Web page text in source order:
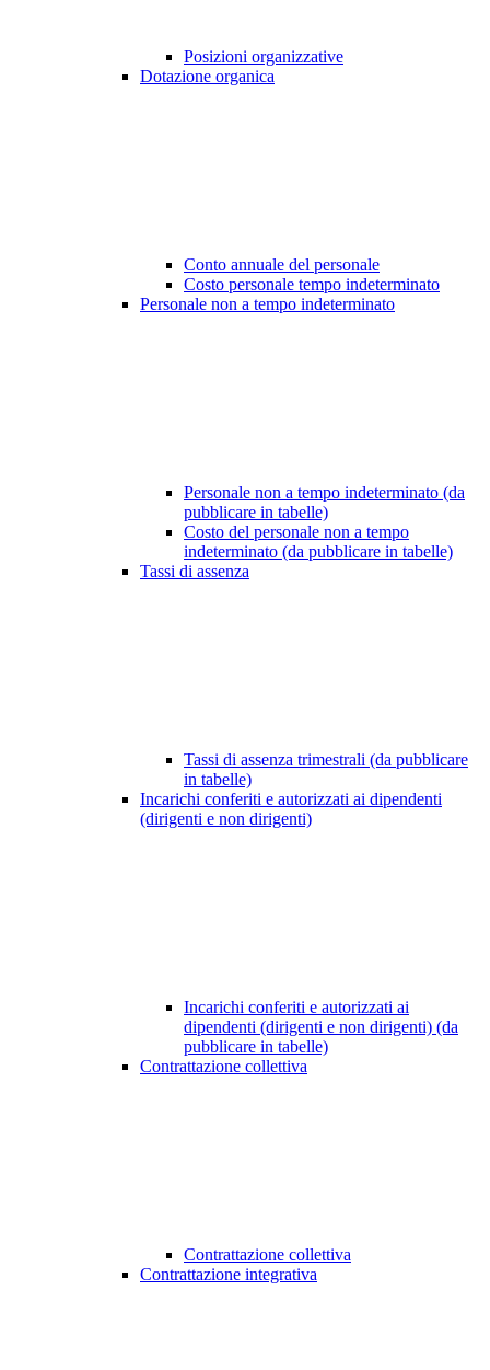
Posizioni organizzative
Dotazione organica
Conto annuale del personale
Costo personale tempo indeterminato
Personale non a tempo indeterminato
Personale non a tempo indeterminato (da
pubblicare in tabelle)
Costo del personale non a tempo
indeterminato (da pubblicare in tabelle)
Tassi di assenza
Tassi di assenza trimestrali (da pubblicare
in tabelle)
Incarichi conferiti e autorizzati ai dipendenti
(dirigenti e non dirigenti)
Incarichi conferiti e autorizzati ai
dipendenti (dirigenti e non dirigenti) (da
pubblicare in tabelle)
Contrattazione collettiva
Contrattazione collettiva
Contrattazione integrativa